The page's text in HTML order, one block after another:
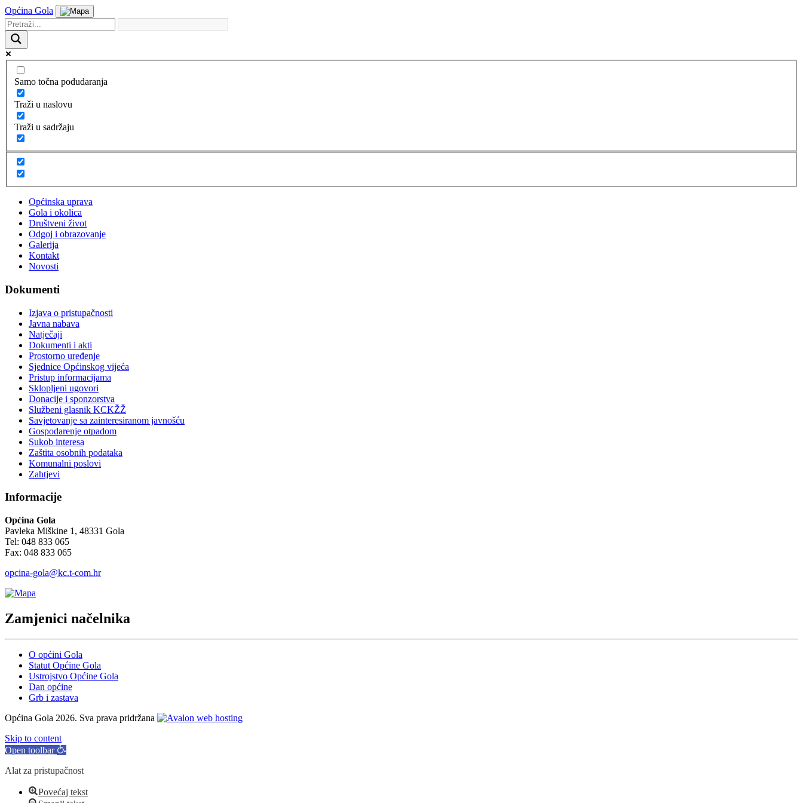
Općina Gola
Samo točna podudaranja
Traži u naslovu
Traži u sadržaju
Općinska uprava
Gola i okolica
Društveni život
Odgoj i obrazovanje
Galerija
Kontakt
Novosti
Dokumenti
Izjava o pristupačnosti
Javna nabava
Natječaji
Dokumenti i akti
Prostorno uređenje
Sjednice Općinskog vijeća
Pristup informacijama
Sklopljeni ugovori
Donacije i sponzorstva
Službeni glasnik KCKŽŽ
Savjetovanje sa zainteresiranom javnošću
Gospodarenje otpadom
Sukob interesa
Zaštita osobnih podataka
Komunalni poslovi
Zahtjevi
Informacije
Općina Gola
Pavleka Miškine 1, 48331 Gola
Tel: 048 833 065
Fax: 048 833 065
opcina-gola@kc.t-com.hr
Zamjenici načelnika
O općini Gola
Statut Općine Gola
Ustrojstvo Općine Gola
Dan općine
Grb i zastava
Općina Gola 2026. Sva prava pridržana
Skip to content
Open toolbar
Alat za pristupačnost
Povećaj tekst